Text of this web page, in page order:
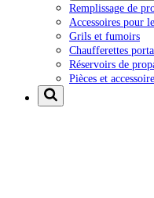
Remplissage de
Accessoires pour
Grils et fumoirs
Chaufferettes
Réservoirs de
Pièces et